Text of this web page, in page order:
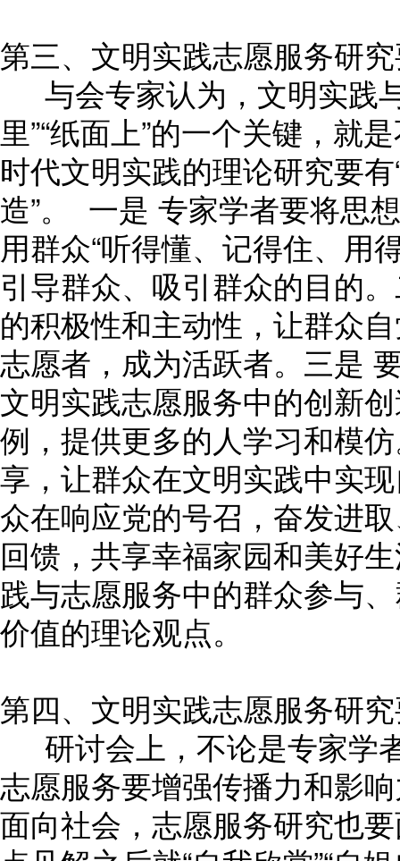
第三、文明实践志愿服务研
与会专家认为，文明实践
里”“纸面上”的一个关键，就
时代文明实践的理论研究要有
造”。 一是 专家学者要将思
用群众“听得懂、记得住、用
引导群众、吸引群众的目的
的积极性和主动性，让群众
志愿者，成为活跃者。三是
文明实践志愿服务中的创新
例，提供更多的人学习和模
享，让群众在文明实践中实
众在响应党的号召，奋发进
回馈，共享幸福家园和美好
践与志愿服务中的群众参与
价值的理论观点。
第四、文明实践志愿服务研
研讨会上，不论是专家学
志愿服务要增强传播力和影
面向社会，志愿服务研究也